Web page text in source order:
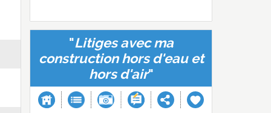
"Litiges avec ma
construction hors d'eau et
hors d'air"